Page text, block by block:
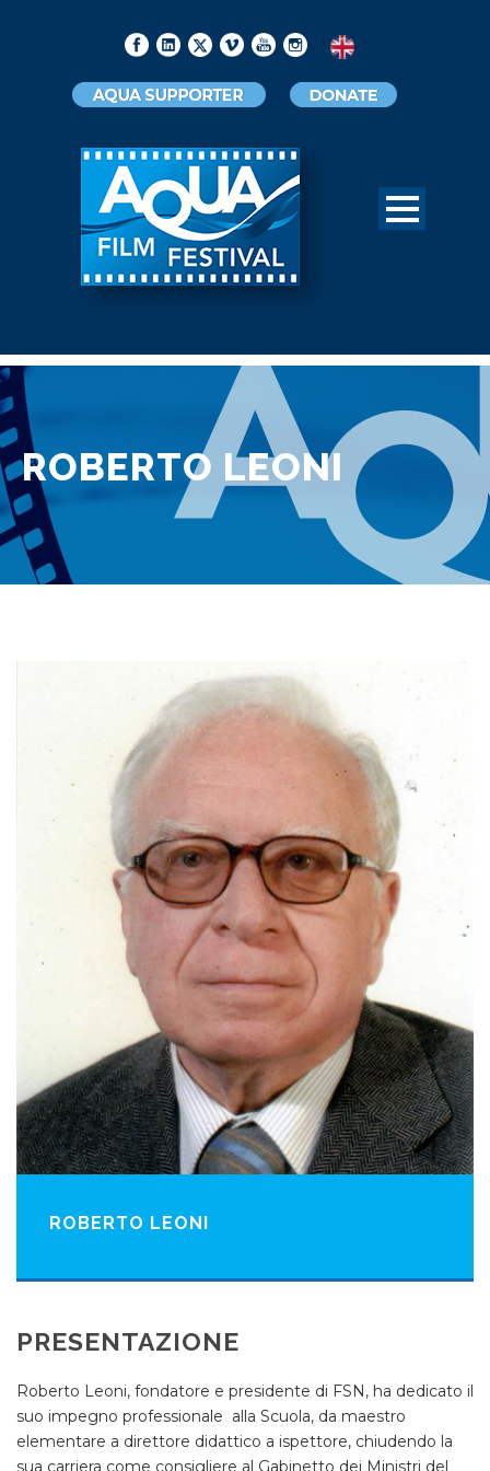
ROBERTO LEONI
ROBERTO LEONI
PRESENTAZIONE
Roberto Leoni, fondatore e presidente di FSN, ha dedicato il
suo impegno professionale alla Scuola, da maestro
elementare a direttore didattico a ispettore, chiudendo la
sua carriera come consigliere al Gabinetto dei Ministri del